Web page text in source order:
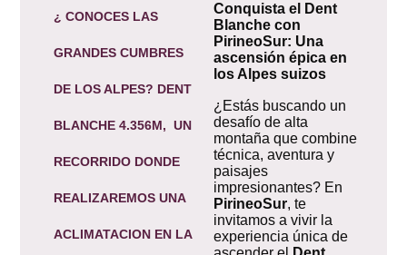
¿ CONOCES LAS
GRANDES CUMBRES
DE LOS ALPES? DENT
BLANCHE 4.356M, UN
RECORRIDO DONDE
REALIZAREMOS UNA
ACLIMATACION EN LA
Conquista el Dent
Blanche con
PirineoSur: Una
ascensión épica en
los Alpes suizos
¿Estás buscando un
desafío de alta
montaña que combine
técnica, aventura y
paisajes
impresionantes? En
PirineoSur, te
invitamos a vivir la
experiencia única de